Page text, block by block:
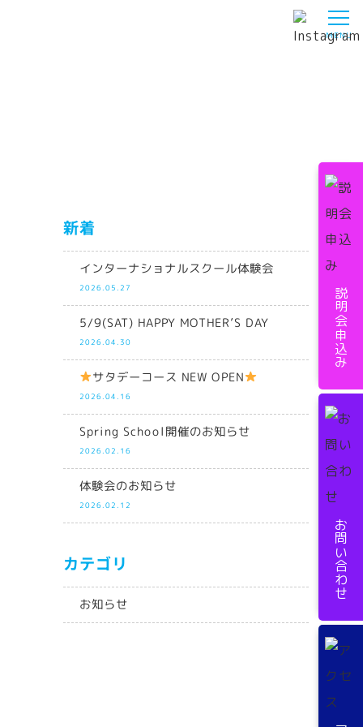
新着
インターナショナルスクール体験会
2026.05.27
5/9(SAT) HAPPY MOTHER’S DAY
2026.04.30
サタデーコース NEW OPEN
2026.04.16
Spring School開催のお知らせ
2026.02.16
体験会のお知らせ
2026.02.12
カテゴリ
お知らせ
説明会申込み
お問い合わせ